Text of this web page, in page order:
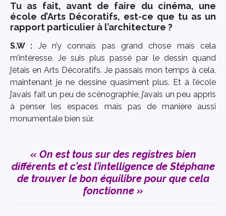
Tu as fait, avant de faire du cinéma, une
école d’Arts Décoratifs, est-ce que tu as un
rapport particulier à l’architecture ?
S.W : Je n’y connais pas grand chose mais cela
m’intéresse. Je suis plus passé par le dessin quand
j’étais en Arts Décoratifs. Je passais mon temps à cela,
maintenant je ne dessine quasiment plus. Et à l’école
j’avais fait un peu de scénographie, j’avais un peu appris
à penser les espaces mais pas de manière aussi
monumentale bien sûr.
« On est tous sur des registres bien
différents et c’est l’intelligence de Stéphane
de trouver le bon équilibre pour que cela
fonctionne »